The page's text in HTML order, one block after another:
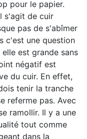
pour le papier.
s'agit de cuir
pas de s'abîmer
c'est une question
est grande sans
négatif est
du cuir. En effet,
tenir la tranche
referme pas. Avec
ramollir. Il y a une
tout comme
dans la